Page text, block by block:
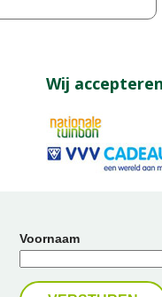
Wij accepteren
Voornaam